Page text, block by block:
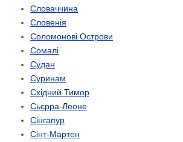
Словаччина
Словенія
Соломонові Острови
Сомалі
Судан
Суринам
Східний Тимор
Сьєрра-Леоне
Сінгапур
Сінт-Мартен